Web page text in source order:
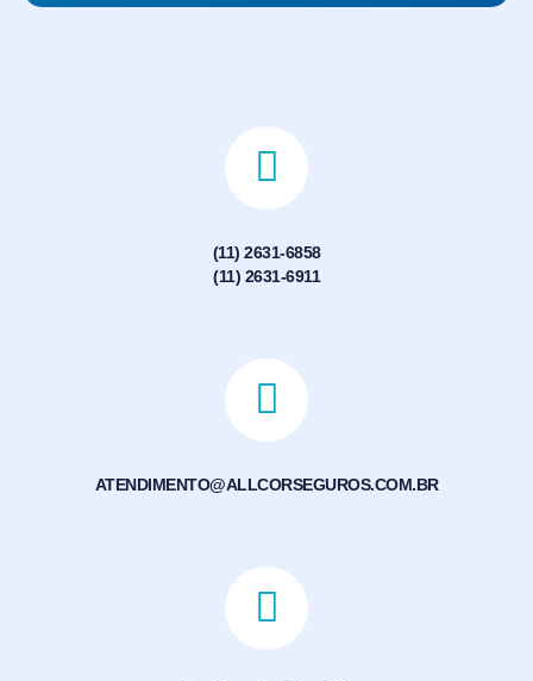
(11) 2631-6858
(11) 2631-6911
ATENDIMENTO@ALLCORSEGUROS.COM.BR